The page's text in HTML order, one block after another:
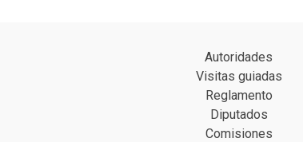
Autoridades
Visitas guiadas
Reglamento
Diputados
Comisiones